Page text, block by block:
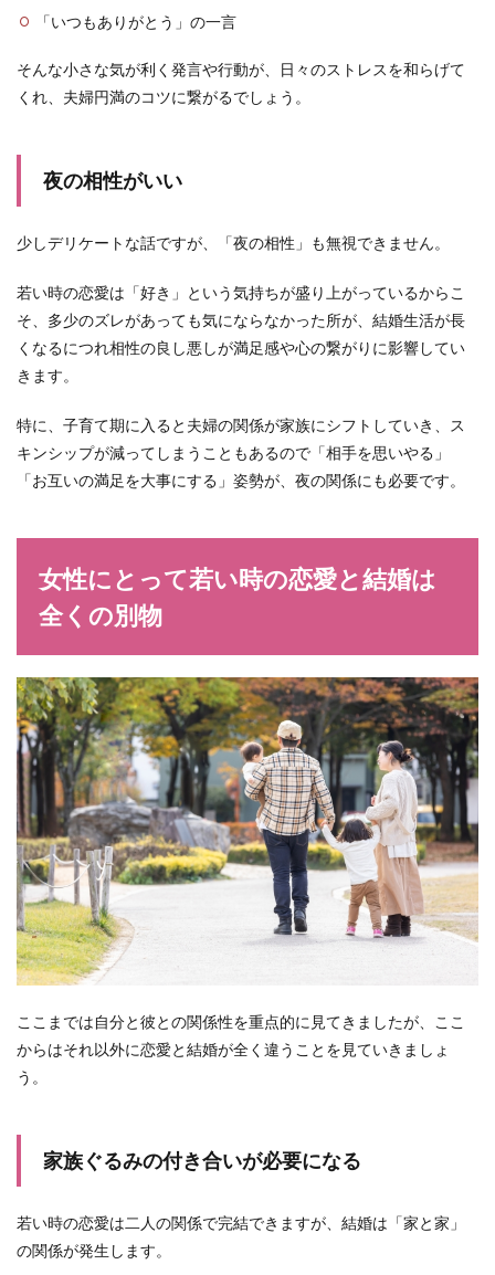
「いつもありがとう」の一言
そんな小さな気が利く発言や行動が、日々のストレスを和らげて
くれ、夫婦円満のコツに繋がるでしょう。
夜の相性がいい
少しデリケートな話ですが、「夜の相性」も無視できません。
若い時の恋愛は「好き」という気持ちが盛り上がっているからこ
そ、多少のズレがあっても気にならなかった所が、結婚生活が長
くなるにつれ相性の良し悪しが満足感や心の繋がりに影響してい
きます。
特に、子育て期に入ると夫婦の関係が家族にシフトしていき、ス
キンシップが減ってしまうこともあるので「相手を思いやる」
「お互いの満足を大事にする」姿勢が、夜の関係にも必要です。
女性にとって若い時の恋愛と結婚は
全くの別物
ここまでは自分と彼との関係性を重点的に見てきましたが、ここ
からはそれ以外に恋愛と結婚が全く違うことを見ていきましょ
う。
家族ぐるみの付き合いが必要になる
若い時の恋愛は二人の関係で完結できますが、結婚は「家と家」
の関係が発生します。